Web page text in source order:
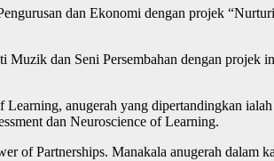
dan Ekonomi dengan projek
dan Seni Persembahan dengan projek
Learning, anugerah yang dipertandingkan
dan Neuroscience of Learning.
of Partnerships. Manakala anugerah dalam